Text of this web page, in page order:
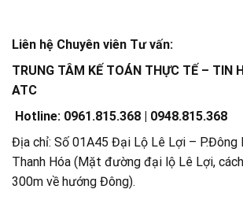
Liên hệ Chuyên viên Tư vấn:
TRUNG TÂM KẾ TOÁN THỰC TẾ – TIN
ATC
Hotline: 0961.815.368 | 0948.815.368
Địa chỉ: Số 01A45 Đại Lộ Lê Lợi – P.Đông
Thanh Hóa (Mặt đường đại lộ Lê Lợi,
300m về hướng Đông).